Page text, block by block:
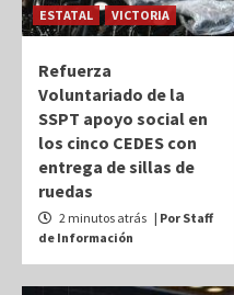
ESTATAL VICTORIA
Refuerza
Voluntariado de la
SSPT apoyo social en
los cinco CEDES con
entrega de sillas de
ruedas
2 minutos atrás | Por Staff
de Información